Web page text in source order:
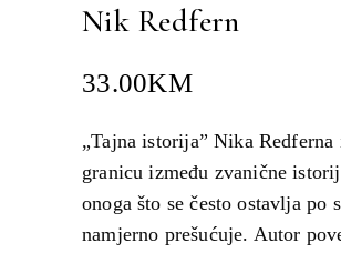
Nik Redfern
33.00KM
„Tajna istorija” Nika Redferna
granicu između zvanične
onoga što se često ostavlja po
namjerno prešućuje. Autor